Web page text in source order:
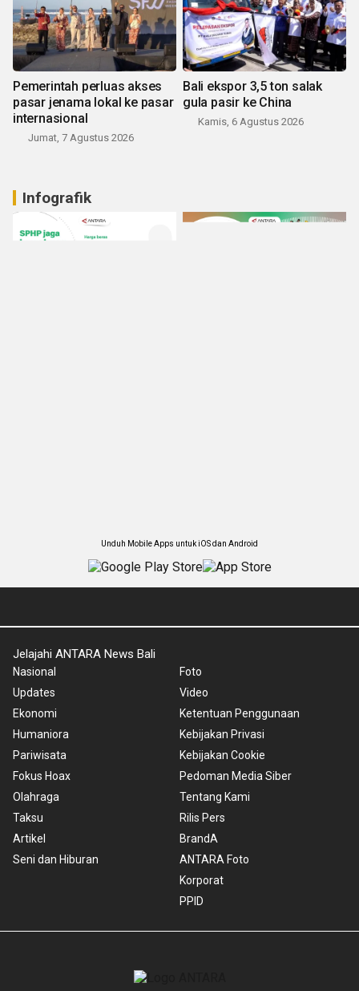
Pemerintah perluas akses
pasar jenama lokal ke pasar
internasional
Jumat, 7 Agustus 2026
Bali ekspor 3,5 ton salak
gula pasir ke China
Kamis, 6 Agustus 2026
Infografik
Unduh Mobile Apps untuk iOS dan Android
Jelajahi ANTARA News Bali
Nasional
Updates
Ekonomi
Humaniora
Pariwisata
Fokus Hoax
Olahraga
Taksu
Artikel
Seni dan Hiburan
Foto
Video
Ketentuan Penggunaan
Kebijakan Privasi
Kebijakan Cookie
Pedoman Media Siber
Tentang Kami
Rilis Pers
BrandA
ANTARA Foto
Korporat
PPID